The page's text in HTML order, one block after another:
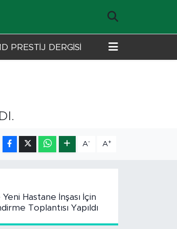
PRESTİJ DERGİSİ
A- A+
Yeni Hastane İnşası İçin
Toplantısı Yapıldı